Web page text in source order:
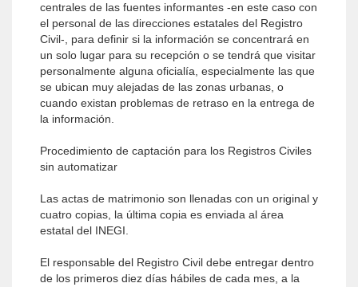
centrales de las fuentes informantes -en este caso con
el personal de las direcciones estatales del Registro
Civil-, para definir si la información se concentrará en
un solo lugar para su recepción o se tendrá que visitar
personalmente alguna oficialía, especialmente las que
se ubican muy alejadas de las zonas urbanas, o
cuando existan problemas de retraso en la entrega de
la información.
Procedimiento de captación para los Registros Civiles
sin automatizar
Las actas de matrimonio son llenadas con un original y
cuatro copias, la última copia es enviada al área
estatal del INEGI.
El responsable del Registro Civil debe entregar dentro
de los primeros diez días hábiles de cada mes, a la